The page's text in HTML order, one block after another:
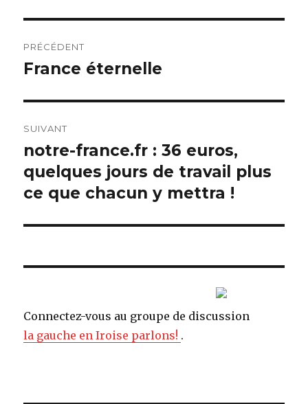
de
PRÉCÉDENT
Article
France éternelle
SUIVANT
Article
suivant :
notre-france.fr : 36 euros,
quelques jours de travail plus
ce que chacun y mettra !
Connectez-vous au groupe de discussion
la gauche en Iroise parlons! .